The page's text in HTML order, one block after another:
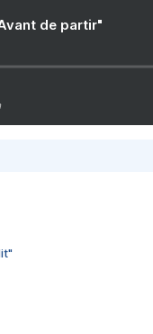
de partir"